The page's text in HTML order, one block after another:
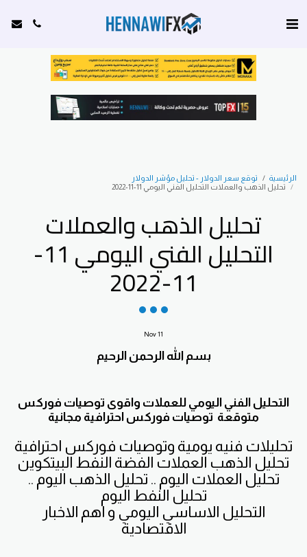
الرئيسية
توقع سعر الدولار - تحليل مؤشر الدولار
تحليل الذهب والعملات التحليل الفني اليومي 11-11-2022
تحليل الذهب والعملات
التحليل الفني اليومي 11-
11-2022
11
Nov
بسم الله الرحمن الرحيم
التحليل الفني اليومي للعملات واقوى توصيات فوركس
متوقعة توصيات فوركس احترافية مجانية
تحليلات فنيه يومية وتوصيات فوركس احترافية
تحليل النفط اليوم
الاقتصادية